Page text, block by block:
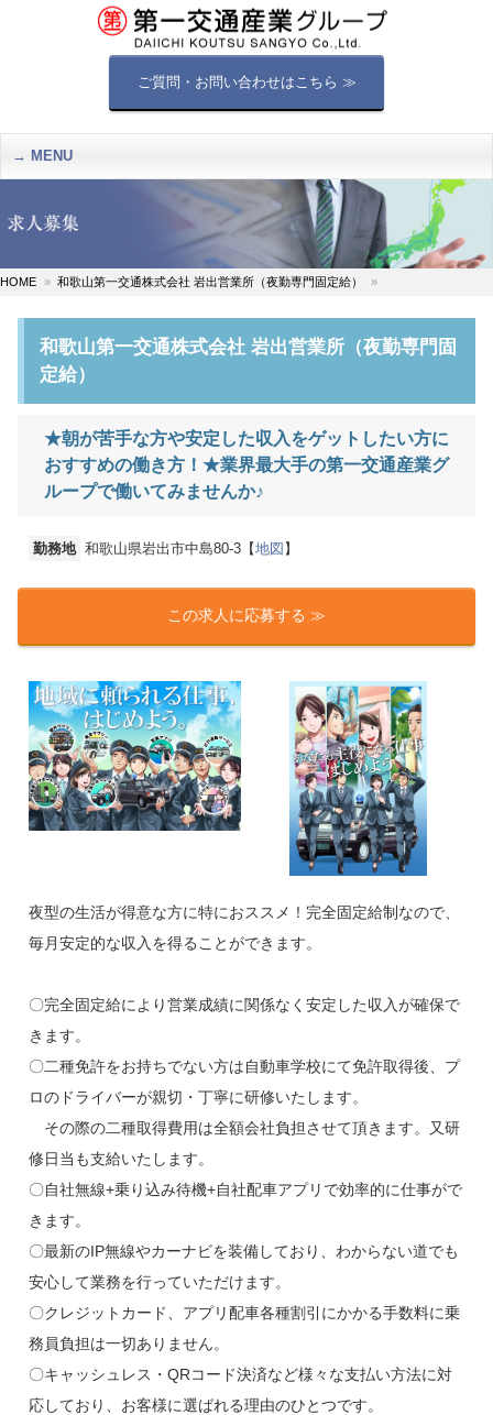
ご質問・お問い合わせはこちら ≫
MENU
HOME 和歌山第一交通株式会社 岩出営業所（夜勤専門固定給）
和歌山第一交通株式会社 岩出営業所（夜勤専門固
定給）
★朝が苦手な方や安定した収入をゲットしたい方に
おすすめの働き方！★業界最大手の第一交通産業グ
ループで働いてみませんか♪
勤務地 和歌山県岩出市中島80-3【地図】
この求人に応募する ≫
夜型の生活が得意な方に特におススメ！完全固定給制なので、
毎月安定的な収入を得ることができます。
〇完全固定給により営業成績に関係なく安定した収入が確保で
きます。
〇二種免許をお持ちでない方は自動車学校にて免許取得後、プ
ロのドライバーが親切・丁寧に研修いたします。
その際の二種取得費用は全額会社負担させて頂きます。又研
修日当も支給いたします。
〇自社無線+乗り込み待機+自社配車アプリで効率的に仕事がで
きます。
〇最新のIP無線やカーナビを装備しており、わからない道でも
安心して業務を行っていただけます。
〇クレジットカード、アプリ配車各種割引にかかる手数料に乗
務員負担は一切ありません。
〇キャッシュレス・QRコード決済など様々な支払い方法に対
応しており、お客様に選ばれる理由のひとつです。